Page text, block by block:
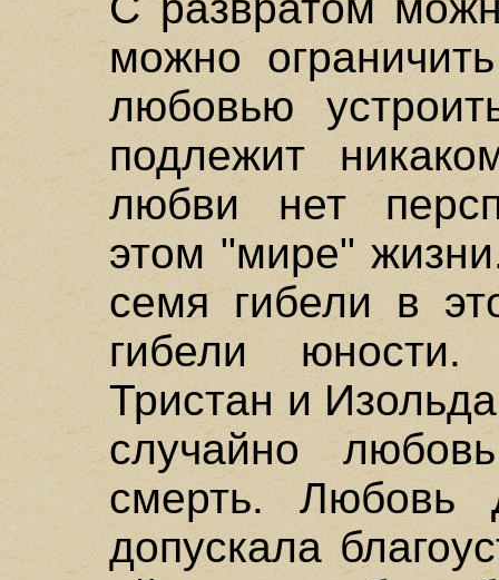
можно
любовью
подлежит
любви нет
этом "мире"
семя гибели в
гибели
Тристан и
случайно
смерть. Любовь
допускала